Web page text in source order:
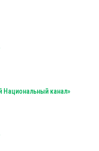
Национальный канал»